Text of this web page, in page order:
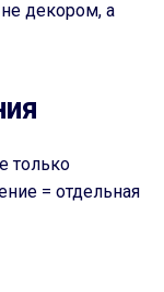
не декором, а
только
= отдельная